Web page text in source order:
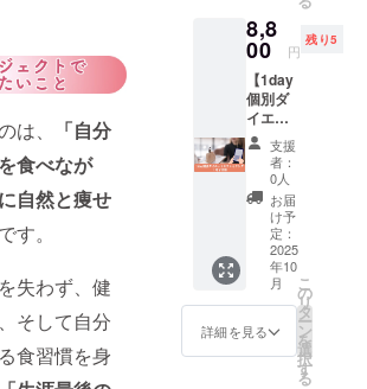
は、
「自分
食べなが
自然と痩せ
です。
失わず、健
そして自分
食習慣を身
で事前
に調整
いたし
ます。
継続的
にご参
加いた
だける
方を対
象とし
ていま
す。 お
薬を飲
んでい
る方や
通院中
の方で
サポー
トが難
お届け
／セッ
ション
は
Zoom（
日時は
個別に
調整）
注意事
項：書
籍の発
送は10
月中旬
以降を
予定し
す。
セッ
セッ
ション
では、
あなた
の体質
やライ
フスタ
イルに
合わせ
た具体
的なア
ドバイ
スをお
届け。
（グ
ループ
２回、
イズ90
分講
座。イ
ンナー
マッス
ルをゆ
るやか
に刺激
しなが
ら、
ぽっこ
りお腹
や姿勢
の崩れ
を改善
へと導
きま
8,8
00 円
残り5
【1day
個別ダ
イエッ
トカウ
ンセリ
ング＋
電子書
籍】 60
分の個
別カウ
ンセリ
ング＋
電子書
籍。 食
生活を
丁寧に
支援
者：
0人
お届
け予
定：
2025
年10
月
詳細を見る
こ
の
リ
タ
ー
ン
を
選
択
す
る